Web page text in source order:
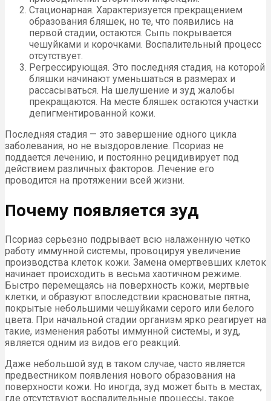
Стационарная. Характеризуется прекращением
образования бляшек, но те, что появились на
первой стадии, остаются. Сыпь покрывается
чешуйками и корочками. Воспалительный процесс
отсутствует.
Регрессирующая. Это последняя стадия, на которой
бляшки начинают уменьшаться в размерах и
рассасываться. На шелушение и зуд жалобы
прекращаются. На месте бляшек остаются участки
депигментированной кожи.
Последняя стадия — это завершение одного цикла
заболевания, но не выздоровление. Псориаз не
поддается лечению, и постоянно рецидивирует под
действием различных факторов. Лечение его
проводится на протяжении всей жизни.
Почему появляется зуд
Псориаз серьезно подрывает всю налаженную четко
работу иммунной системы, провоцируя увеличение
производства клеток кожи. Замена омертвевших клеток
начинает происходить в весьма хаотичном режиме.
Быстро перемещаясь на поверхность кожи, мертвые
клетки, и образуют впоследствии красноватые пятна,
покрытые небольшими чешуйками серого или белого
цвета. При начальной стадии организм ярко реагирует на
такие, изменения работы иммунной системы, и зуд,
является одним из видов его реакций.
Даже небольшой зуд в таком случае, часто является
предвестником появления нового образования на
поверхности кожи. Но иногда, зуд может быть в местах,
где отсутствуют воспалительные процессы, такое